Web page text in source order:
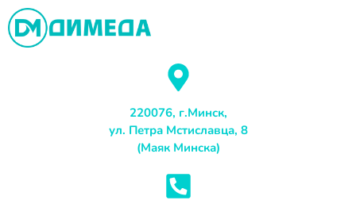
Перейти
содержимому
220076, г.Минск,
ул. Петра Мстиславца, 8
(Маяк Минска)